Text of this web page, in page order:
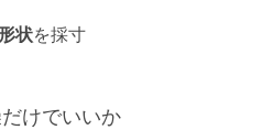
状を採寸
けでいいか